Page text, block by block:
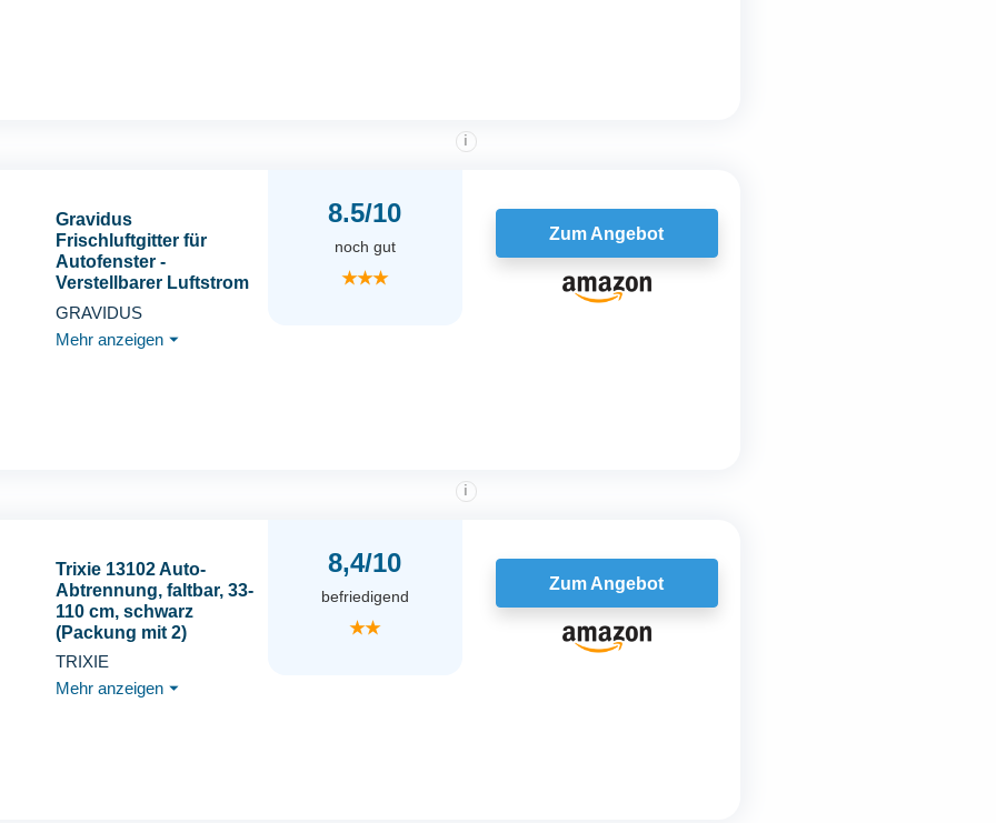
Gravidus
Frischluftgitter für
Autofenster -
Verstellbarer Luftstrom
für Haustiere im Auto -
Sicher und Stabil -
Einfach Montage
GRAVIDUS
Mehr anzeigen ⏷
8.5/10
i
noch gut
★★★
Zum Angebot
Trixie 13102 Auto-
Abtrennung, faltbar, 33-
110 cm, schwarz
(Packung mit 2)
TRIXIE
Mehr anzeigen ⏷
8,4/10
i
befriedigend
★★
Zum Angebot